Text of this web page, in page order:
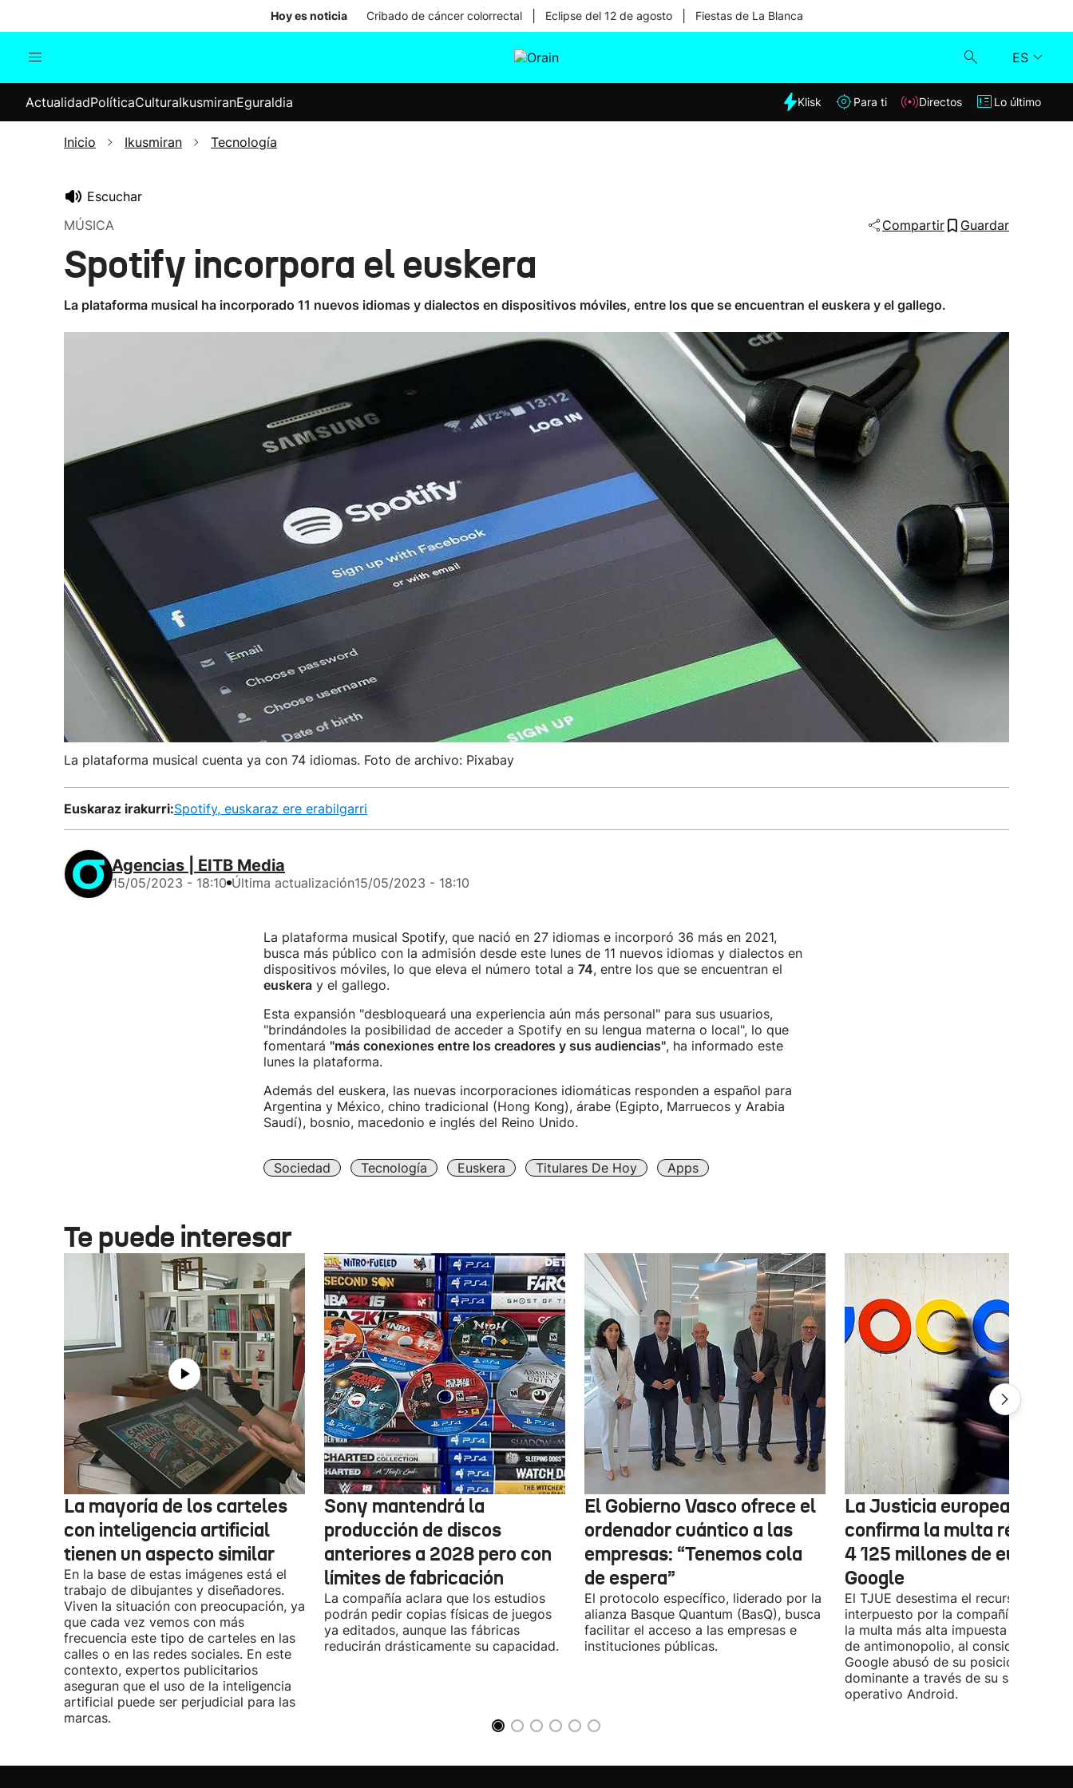
Hoy es noticia Cribado de cáncer colorrectal Eclipse del 12 de agosto Fiestas de La Blanca
ES
Internacional
Elecciones
Klisk
ActualidadPolíticaCulturaIkusmiranEguraldia Klisk Para ti Directos Lo último
Inicio Ikusmiran Tecnología
Escuchar
MÚSICA
Compartir Guardar
Spotify incorpora el euskera
La plataforma musical ha incorporado 11 nuevos idiomas y dialectos en dispositivos móviles, entre los que se encuentran el euskera y el gallego.
La plataforma musical cuenta ya con 74 idiomas. Foto de archivo: Pixabay
Euskaraz irakurri:Spotify, euskaraz ere erabilgarri
Agencias | EITB Media
15/05/2023 - 18:10 Última actualización15/05/2023 - 18:10
La plataforma musical Spotify, que nació en 27 idiomas e incorporó 36 más en 2021,
busca más público con la admisión desde este lunes de 11 nuevos idiomas y dialectos en
dispositivos móviles, lo que eleva el número total a 74, entre los que se encuentran el
euskeray el gallego.
Esta expansión "desbloqueará una experiencia aún más personal" para sus usuarios,
"brindándoles la posibilidad de acceder a Spotify en su lengua materna o local", lo que
fomentará "más conexiones entre los creadores y sus audiencias", ha informado este
lunes la plataforma.
Además del euskera, las nuevas incorporaciones idiomáticas responden a español para
Argentina y México, chino tradicional (Hong Kong), árabe (Egipto, Marruecos y Arabia
Saudí), bosnio, macedonio e inglés del Reino Unido.
Sociedad Tecnología Euskera Titulares De Hoy Apps
Te puede interesar
La mayoría de los carteles
con inteligencia artificial
tienen un aspecto similar
En la base de estas imágenes está el
trabajo de dibujantes y diseñadores.
Viven la situación con preocupación, ya
que cada vez vemos con más
frecuencia este tipo de carteles en las
calles o en las redes sociales. En este
contexto, expertos publicitarios
aseguran que el uso de la inteligencia
artificial puede ser perjudicial para las
marcas.
Sony mantendrá la
producción de discos
anteriores a 2028 pero con
límites de fabricación
La compañía aclara que los estudios
podrán pedir copias físicas de juegos
ya editados, aunque las fábricas
reducirán drásticamente su capacidad.
El Gobierno Vasco ofrece el
ordenador cuántico a las
empresas: “Tenemos cola
de espera”
El protocolo específico, liderado por la
alianza Basque Quantum (BasQ), busca
facilitar el acceso a las empresas e
instituciones públicas.
La Justicia europea
confirma la multa récord
4 125 millones de euros a
Google
El TJUE desestima el recurso
interpuesto por la compañía y
la multa más alta impuesta en un
de antimonopolio, al considerar que
Google abusó de su posición
dominante a través de su sistema
operativo Android.